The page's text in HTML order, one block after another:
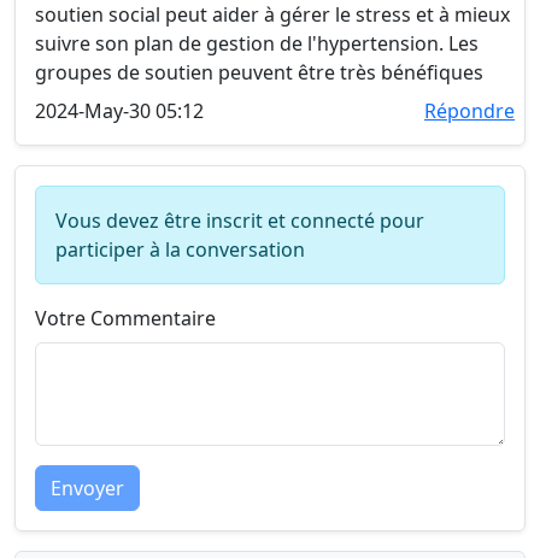
soutien social peut aider à gérer le stress et à mieux
suivre son plan de gestion de l'hypertension. Les
groupes de soutien peuvent être très bénéfiques
2024-May-30 05:12
Répondre
Vous devez être inscrit et connecté pour
participer à la conversation
Votre Commentaire
Envoyer